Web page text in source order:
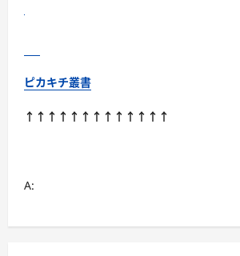
ピカキチ叢書
↑↑↑↑↑↑↑↑↑↑↑↑↑
A: